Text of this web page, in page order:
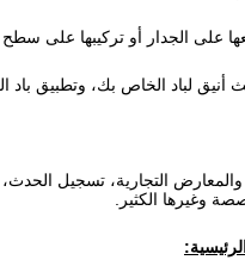
على الجدار أو تركيبها على سطح
أنيق لباد الخاص بك، وتطبيق باد
والمعارض التجارية، تسجيل
وغيرها الكثير.